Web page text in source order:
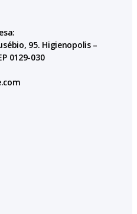
95. Higienopolis –
0129-030